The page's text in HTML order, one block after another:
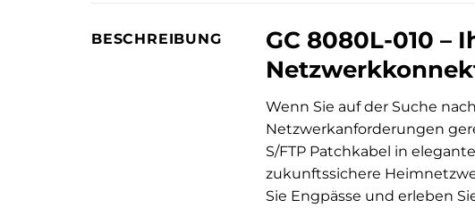
BESCHREIBUNG
GC 8080L-010 –
Wenn Sie auf der Suche
Netzwerkanforderungen
S/FTP Patchkabel in
zukunftssichere
Sie Engpässe und erleben